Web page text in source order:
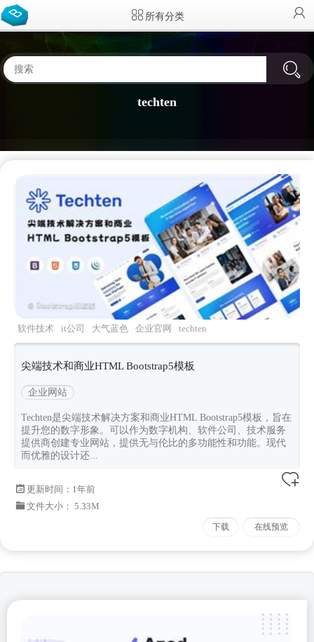
所有分类
techten
软件技术 it公司 大气蓝色 企业官网 techten
尖端技术和商业HTML Bootstrap5模板
企业网站
Techten是尖端技术解决方案和商业HTML Bootstrap5模板，旨在
提升您的数字形象。可以作为数字机构、软件公司、技术服务
提供商创建专业网站，提供无与伦比的多功能性和功能。现代
而优雅的设计还...
更新时间： 1年前
文件大小： 5.33M
下载 在线预览